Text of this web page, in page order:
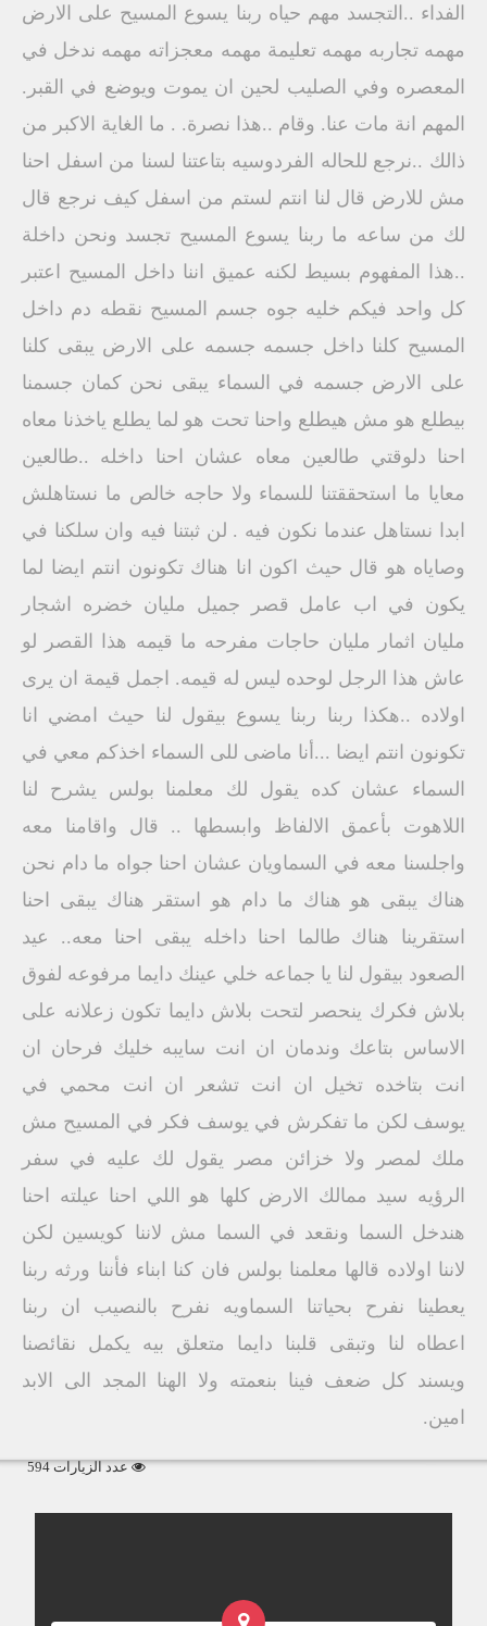
الفداء ..التجسد مهم حياه ربنا يسوع المسيح على الارض
مهمه تجاربه مهمه تعليمة مهمه معجزاته مهمه ندخل في
المعصره وفي الصليب لحين ان يموت ويوضع في القبر.
المهم انة مات عنا. وقام ..هذا نصرة. . ما الغاية الاكبر من
ذالك ..نرجع للحاله الفردوسيه بتاعتنا لسنا من اسفل احنا
مش للارض قال لنا انتم لستم من اسفل كيف نرجع قال
لك من ساعه ما ربنا يسوع المسيح تجسد ونحن داخلة
..هذا المفهوم بسيط لكنه عميق اننا داخل المسيح اعتبر
كل واحد فيكم خليه جوه جسم المسيح نقطه دم داخل
المسيح كلنا داخل جسمه جسمه على الارض يبقى كلنا
على الارض جسمه في السماء يبقى نحن كمان جسمنا
بيطلع هو مش هيطلع واحنا تحت هو لما يطلع ياخذنا معاه
احنا دلوقتي طالعين معاه عشان احنا داخله ..طالعين
معايا ما استحققتنا للسماء ولا حاجه خالص ما نستاهلش
ابدا نستاهل عندما نكون فيه . لن ثبتنا فيه وان سلكنا في
وصاياه هو قال حيث اكون انا هناك تكونون انتم ايضا لما
يكون في اب عامل قصر جميل مليان خضره اشجار
مليان اثمار مليان حاجات مفرحه ما قيمه هذا القصر لو
عاش هذا الرجل لوحده ليس له قيمه. اجمل قيمة ان يرى
اولاده ..هكذا ربنا ربنا يسوع بيقول لنا حيث امضي انا
تكونون انتم ايضا ...أنا ماضى للى السماء اخذكم معي في
السماء عشان كده يقول لك معلمنا بولس يشرح لنا
اللاهوت بأعمق الالفاظ وابسطها .. قال واقامنا معه
واجلسنا معه في السماويان عشان احنا جواه ما دام نحن
هناك يبقى هو هناك ما دام هو استقر هناك يبقى احنا
استقرينا هناك طالما احنا داخله يبقى احنا معه.. عيد
الصعود بيقول لنا يا جماعه خلي عينك دايما مرفوعه لفوق
بلاش فكرك ينحصر لتحت بلاش دايما تكون زعلانه على
الاساس بتاعك وندمان ان انت سايبه خليك فرحان ان
انت بتاخده تخيل ان انت تشعر ان انت محمي في
يوسف لكن ما تفكرش في يوسف فكر في المسيح مش
ملك لمصر ولا خزائن مصر يقول لك عليه في سفر
الرؤيه سيد ممالك الارض كلها هو اللي احنا عيلته احنا
هندخل السما ونقعد في السما مش لاننا كويسين لكن
لاننا اولاده قالها معلمنا بولس فان كنا ابناء فأننا ورثه ربنا
يعطينا نفرح بحياتنا السماويه نفرح بالنصيب ان ربنا
اعطاه لنا وتبقى قلبنا دايما متعلق بيه يكمل نقائصنا
ويسند كل ضعف فينا بنعمته ولا الهنا المجد الى الابد
امين.
عدد الزيارات 594